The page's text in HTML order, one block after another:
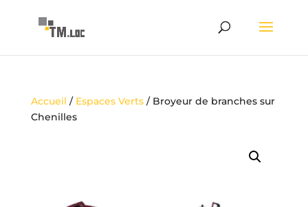
Accueil / Espaces Verts/ Broyeur de branches sur
Chenilles